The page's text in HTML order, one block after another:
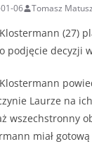
06 Tomasz
(27)
podjęcie decyzji
Laurze na
wszechstronny
miał